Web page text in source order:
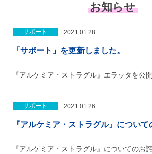
お知らせ
サポート 2021.01.28
「サポート」を更新しました。
『アルケミア・ストラグル』エラッタを公
サポート 2021.01.26
『アルケミア・ストラグル』について
『アルケミア・ストラグル』についてのお